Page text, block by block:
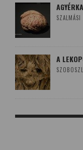
A